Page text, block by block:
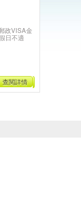
政VISA金
日不適
查閱詳情